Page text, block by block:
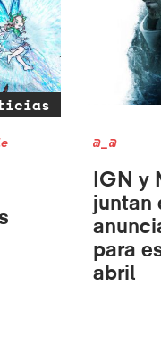
@_@
IGN y
juntan
para
abril